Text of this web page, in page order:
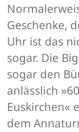
Geschenke,
Uhr ist das
sogar. Die
sogar den
anlässlich
Euskirchen«
dem